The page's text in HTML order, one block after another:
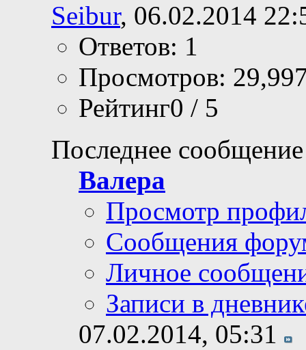
Seibur, 06.02.2014
Ответов: 1
Просмотров:
Рейтинг0 / 5
Последнее
Валера
Просмотр
Сообщения
Личное
Записи в
07.02.2014, 05:31